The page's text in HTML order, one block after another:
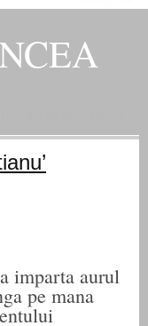
imparta aurul
pe mana